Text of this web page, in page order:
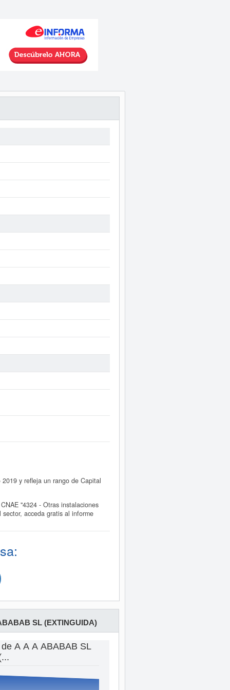
y refleja un rango de Capital
"4324 - Otras instalaciones
acceda gratis al informe
SL (EXTINGUIDA)
A A A ABABAB SL